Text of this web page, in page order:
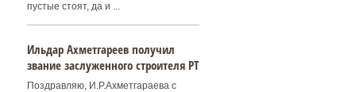
пустые стоят, да и ...
Ильдар Ахметгареев получил
звание заслуженного строителя РТ
Поздравляю, И.Р.Ахметгараева с